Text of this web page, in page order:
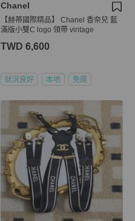
Chanel
【赫蒂國際精品】 Chanel 香奈兒 藍
滿版小雙C logo 領帶 vintage
TWD 6,600
狀況良好 本地 免運